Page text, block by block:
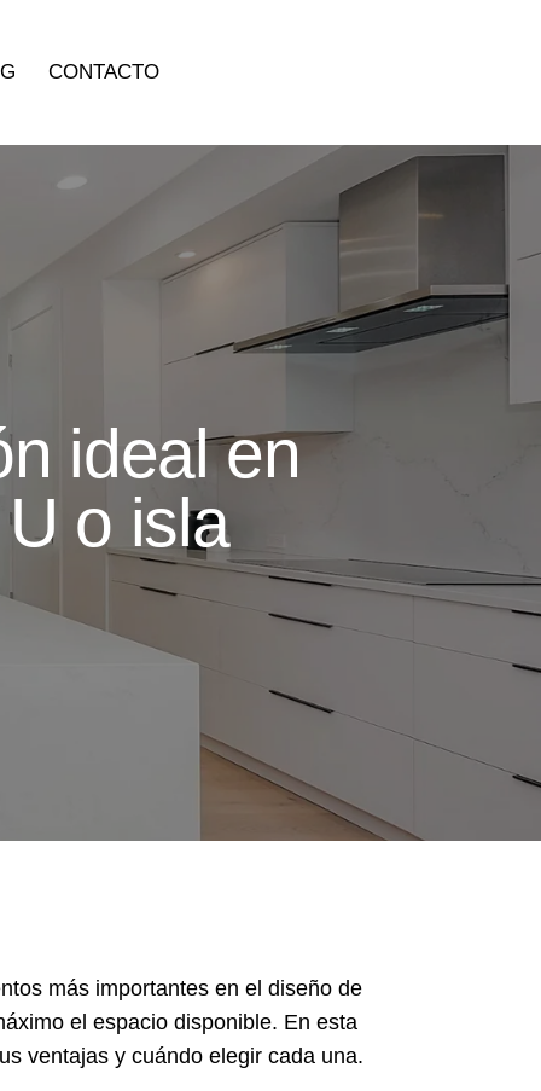
CONTACTO
ideal en
o isla
más importantes en el diseño de
el espacio disponible. En esta
ventajas y cuándo elegir cada una.